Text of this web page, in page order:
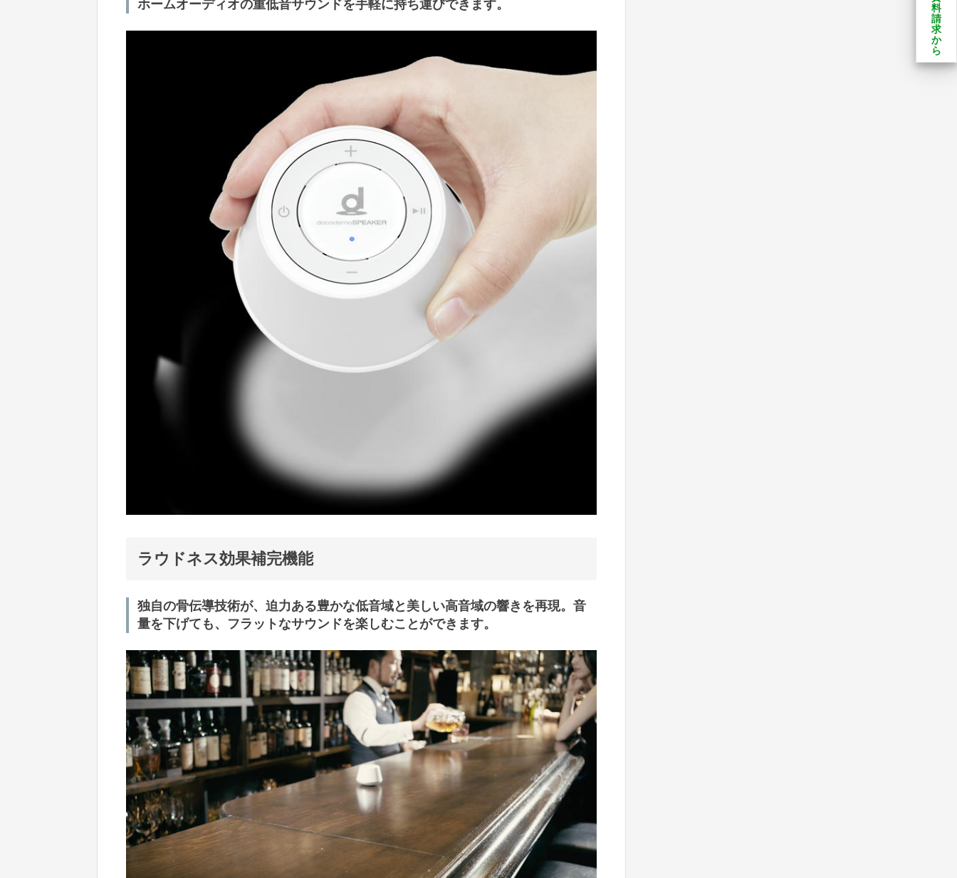
ホームオーディオの重低音サウンドを手軽に持ち運びできます。
ラウドネス効果補完機能
独自の骨伝導技術が、迫力ある豊かな低音域と美しい高音域の響きを再現。音
量を下げても、フラットなサウンドを楽しむことができます。
料
請
求
か
ら